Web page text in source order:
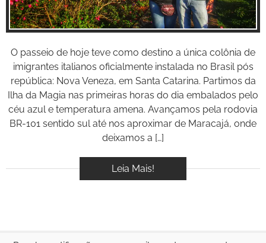
VÍDEOS
O passeio de hoje teve como destino a única colônia de
imigrantes italianos oficialmente instalada no Brasil pós
república: Nova Veneza, em Santa Catarina. Partimos da
Ilha da Magia nas primeiras horas do dia embalados pelo
céu azul e temperatura amena. Avançamos pela rodovia
BR-101 sentido sul até nos aproximar de Maracajá, onde
deixamos a […]
Leia Mais!